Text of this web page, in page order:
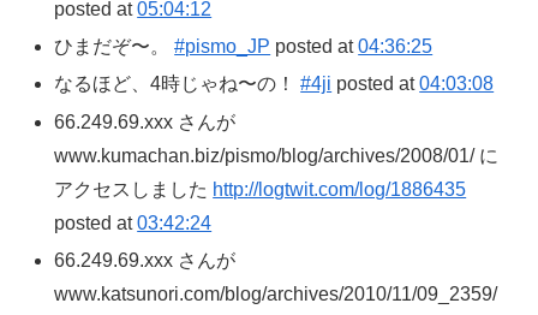
posted at05:04:12
ひまだぞ〜。#pismo_JP posted at04:36:25
なるほど、4時じゃね〜の！#4ji posted at04:03:08
66.249.69.xxx さんが
www.kumachan.biz/pismo/blog/archives/2008/01/ に
アクセスしました http://logtwit.com/log/1886435
posted at03:42:24
66.249.69.xxx さんが
www.katsunori.com/blog/archives/2010/11/09_2359/